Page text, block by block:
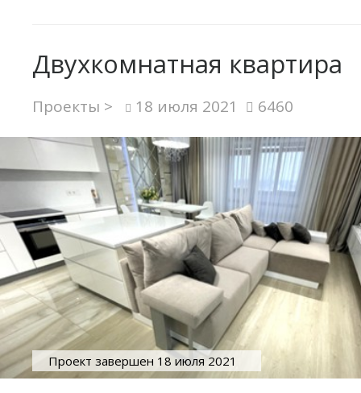
Двухкомнатная квартира
Проекты > 18 июля 2021 6460
Проект завершен 18 июля 2021